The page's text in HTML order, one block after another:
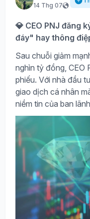
14 Thg 07
💎 CEO PNJ đăng
đáy" hay thông
Sau chuỗi giảm
nghìn tỷ đồng, CEO
phiếu. Với nhà đầu
giao dịch cá nhân
niềm tin của ban